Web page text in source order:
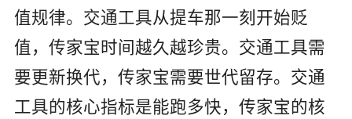
值规律。交通工具从提车那一刻开始贬
值，传家宝时间越久越珍贵。交通工具需
要更新换代，传家宝需要世代留存。交通
工具的核心指标是能跑多快，传家宝的核